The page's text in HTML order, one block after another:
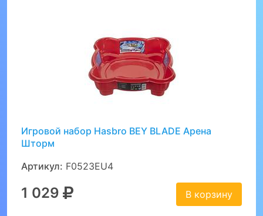
Игровой набор Hasbro BEY BLADE Арена
Шторм
Артикул: F0523EU4
1 029 В корзину